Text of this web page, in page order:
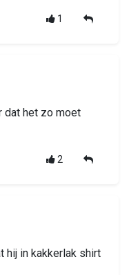
1
dat het zo moet
2
hij in kakkerlak shirt